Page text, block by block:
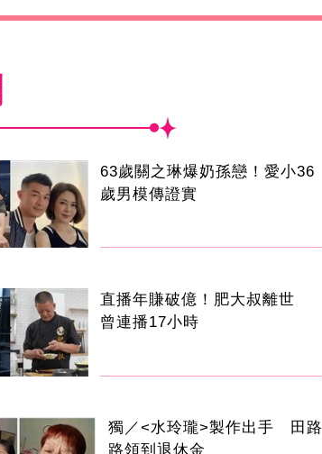
63歲關之琳爆奶孫戀！愛小36
歲男模傳證實
直播年賺破億！肥大叔離世
曾連播17小時
獨／<水玲瓏>製作出手 田路
路領到退休金